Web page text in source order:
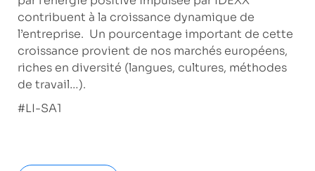
contribuent à la croissance dynamique de
l’entreprise. Un pourcentage important de cette
croissance provient de nos marchés européens,
riches en diversité (langues, cultures, méthodes
de travail…).
#LI-SA1